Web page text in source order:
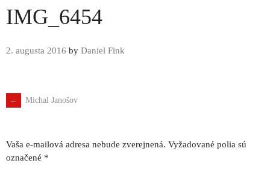
IMG_6454
2. augusta 2016 by Daniel Fink
Navigácia
príspevku
← Michal Janošov
Vaša e-mailová adresa nebude zverejnená. Vyžadované polia sú
označené *